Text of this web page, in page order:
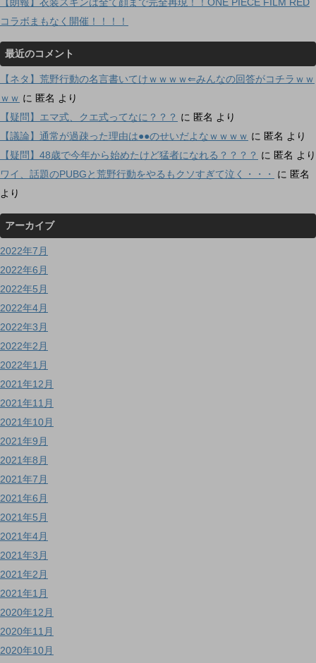
コラボまもなく開催！！！！
最近のコメント
【ネタ】荒野行動の名言書いてけｗｗｗｗ⇐みんなの回答がコチラｗｗ
ｗｗ に 匿名 より
【疑問】エマ式、クエ式ってなに？？？ に 匿名 より
【議論】通常が過疎った理由は●●のせいだよなｗｗｗｗ に 匿名 より
【疑問】48歳で今年から始めたけど猛者になれる？？？？ に 匿名 より
ワイ、話題のPUBGと荒野行動をやるもクソすぎて泣く・・・
に 匿名
より
アーカイブ
2022年7月
2022年6月
2022年5月
2022年4月
2022年3月
2022年2月
2022年1月
2021年12月
2021年11月
2021年10月
2021年9月
2021年8月
2021年7月
2021年6月
2021年5月
2021年4月
2021年3月
2021年2月
2021年1月
2020年12月
2020年11月
2020年10月